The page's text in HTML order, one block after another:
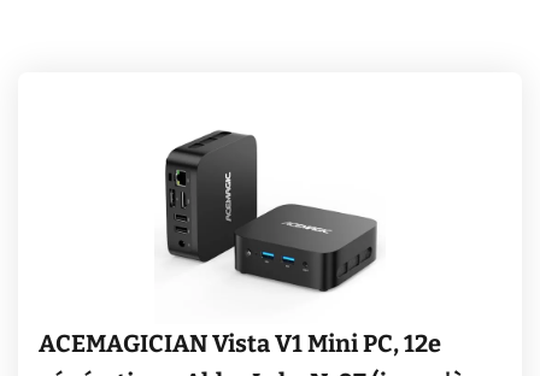
ACEMAGICIAN Vista V1 Mini PC, 12e